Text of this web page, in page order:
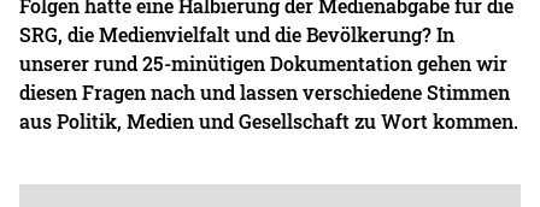
Folgen hätte eine Halbierung der Medienabgabe für die
SRG, die Medienvielfalt und die Bevölkerung? In
unserer rund 25-minütigen Dokumentation gehen wir
diesen Fragen nach und lassen verschiedene Stimmen
aus Politik, Medien und Gesellschaft zu Wort kommen.